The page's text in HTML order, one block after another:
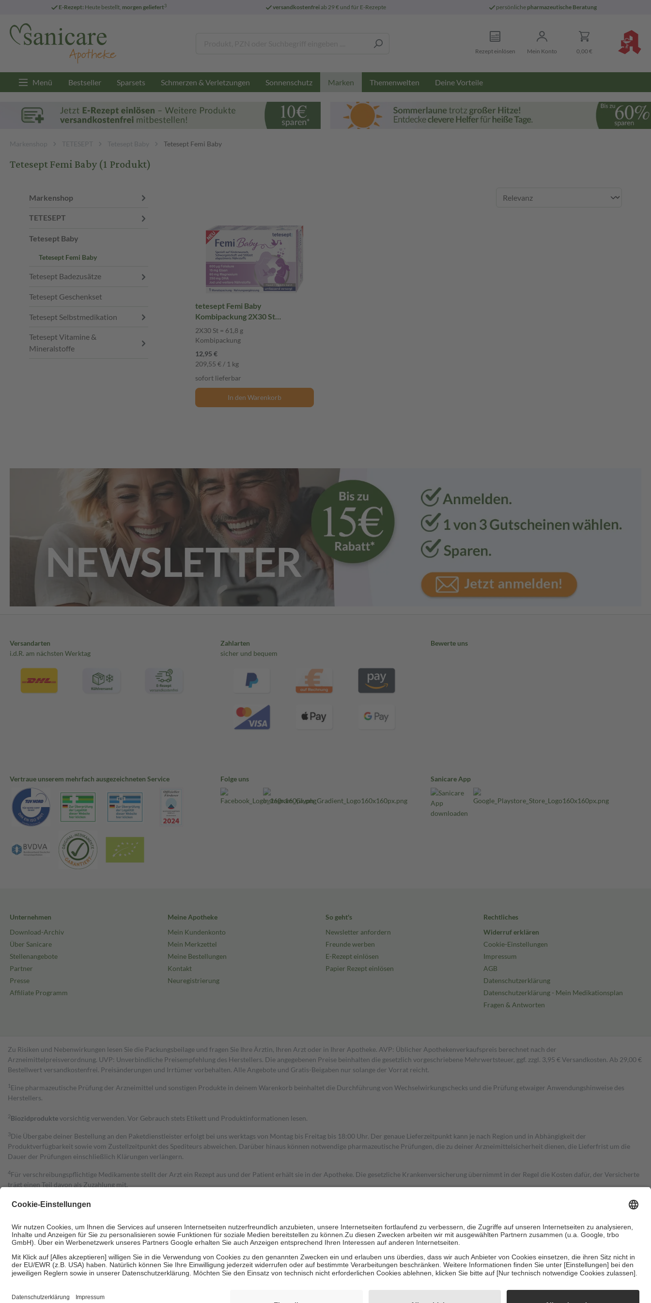
E-Rezept: Heute bestellt, morgen geliefert3 versandkostenfreiab 29 € und für E-Rezepte persönliche pharmazeutische Beratung
Rezept einlösen Mein Konto 0,00 €
Menü Bestseller Sparsets Schmerzen & Verletzungen Sonnenschutz Marken Themenwelten Deine Vorteile
Markenshop TETESEPT Tetesept Baby Tetesept Femi Baby
Tetesept Femi Baby(1 Produkt)
Markenshop
TETESEPT
Tetesept Baby
Tetesept Femi Baby
Tetesept Badezusätze
Tetesept Geschenkset
Tetesept Selbstmedikation
Tetesept Vitamine &
Mineralstoffe
tetesept Femi Baby
Kombipackung 2X30 St
Kombipackung
2X30 St = 61,8 g
Kombipackung
12,95 €
209,55 € / 1 kg
sofort lieferbar
In den Warenkorb
Versandarten
i.d.R. am nächsten Werktag
Zahlarten
sicher und bequem
Bewerte uns
Vertraue unserem mehrfach ausgezeichneten Service Folge uns Sanicare App
Unternehmen
Download-Archiv
Über Sanicare
Stellenangebote
Partner
Presse
Affiliate Programm
Meine Apotheke
Mein Kundenkonto
Mein Merkzettel
Meine Bestellungen
Kontakt
Neuregistrierung
So geht's
Newsletter anfordern
Freunde werben
E-Rezept einlösen
Papier Rezept einlösen
Rechtliches
Widerruf erklären
Cookie-Einstellungen
Impressum
AGB
Datenschutzerklärung
Datenschutzerklärung - Mein Medikationsplan
Fragen & Antworten
Zu Risiken und Nebenwirkungen lesen Sie die Packungsbeilage und fragen Sie Ihre Ärztin, Ihren Arzt oder in Ihrer Apotheke. AVP: Üblicher Apothekenverkaufspreis berechnet nach der
Arzneimittelpreisverordnung. UVP: Unverbindliche Preisempfehlung des Herstellers. Die angegebenen Preise beinhalten die gesetzlich vorgeschriebene Mehrwertsteuer, ggf. zzgl. 3,95 € Versandkosten. Ab 29,00 €
Bestell­wert versand­kosten­frei. Preisänderungen und Irrtümer vorbehalten. Alle Angebote und Gratis-Beigaben nur solange der Vorrat reicht.
1 Eine pharmazeutische Prüfung der Arzneimittel und sonstigen Produkte in deinem Warenkorb beinhaltet die Durchführung von Wechselwirkungschecks und die Prüfung etwaiger Anwendungshinweise des
Herstellers.
2Biozidproduktevorsichtig verwenden. Vor Gebrauch stets Etikett und Produktinformationen lesen.
3Die Übergabe deiner Bestellung an den Paketdienstleister erfolgt bei uns werktags von Montag bis Freitag bis 18:00 Uhr. Der genaue Lieferzeitpunkt kann je nach Region und in Abhängigkeit der
Produktverfügbarkeit sowie vom Zustellzeitpunkt des Spediteurs abweichen. Darüber hinaus können notwendige pharmazeutische Prüfungen, die zu deiner Arzneimittelsicherheit dienen, die Lieferfrist um die
Dauer der Prüfungen einschließlich Klärungen verlängern.
4Für verschreibungspflichtige Medikamente stellt der Arzt ein Rezept aus und der Patient erhält sie in der Apotheke. Die gesetzliche Krankenversicherung übernimmt in der Regel die Kosten dafür, der Versicherte
trägt einen Teil davon als Zuzahlung mit.
zu entrichten.
Bei Heilmitteln und häuslicher Krankenpflege beträgt die Zuzahlung zehn Prozent der Kosten sowie zehn Euro je Verordnung.
Um das Engagement der Versicherten für ihre eigene Gesundheit zu stärken und die besondere Stellung der Familie zu unterstützen, fallenkeine Zuzahlungenan bei:
• Kindern und Jugendlichen bis zum vollendeten 18. Lebensjahr mit Ausnahme der Fahrkosten
• Untersuchungen zur Vorsorge und Früherkennung, die von der GKV getragen werden
• empfohlenen Schutzimpfungen
• Harn- und Blutteststreifen
Wir nutzen Trusted Shops als unabhängigen Dienstleister für die Einholung von Bewertungen. Trusted Shops hat Maßnahmen getroffen, um sicherzustellen, dass es sich um echte Bewertungen handelt. Mehr